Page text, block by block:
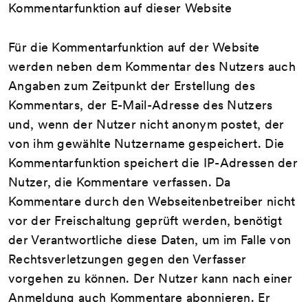
Kommentarfunktion auf dieser Website
Für die Kommentarfunktion auf der Website
werden neben dem Kommentar des Nutzers auch
Angaben zum Zeitpunkt der Erstellung des
Kommentars, der E-Mail-Adresse des Nutzers
und, wenn der Nutzer nicht anonym postet, der
von ihm gewählte Nutzername gespeichert. Die
Kommentarfunktion speichert die IP-Adressen der
Nutzer, die Kommentare verfassen. Da
Kommentare durch den Webseitenbetreiber nicht
vor der Freischaltung geprüft werden, benötigt
der Verantwortliche diese Daten, um im Falle von
Rechtsverletzungen gegen den Verfasser
vorgehen zu können. Der Nutzer kann nach einer
Anmeldung auch Kommentare abonnieren. Er